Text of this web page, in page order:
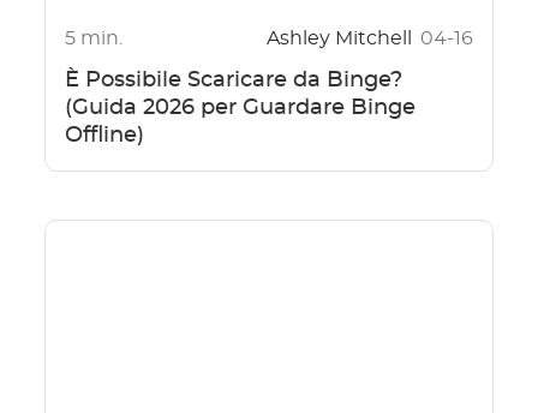
5 min. Ashley Mitchell 04-16
È Possibile Scaricare da Binge?
(Guida 2026 per Guardare Binge
Offline)